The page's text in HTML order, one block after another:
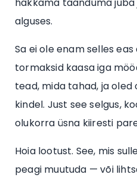
alguses.
Sa ei ole enam selles
tormaksid kaasa iga
tead, mida tahad, ja oled
kindel. Just see selgus,
olukorra üsna kiiresti
Hoia lootust. See, mis
peagi muutuda — või